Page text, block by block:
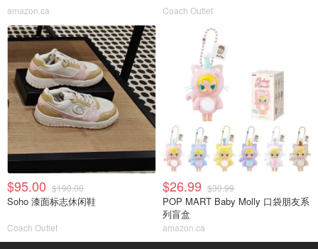
amazon.ca Coach Outlet
$95.00 $190.00
Soho 漆面标志休闲鞋
Coach Outlet
$26.99 $30.99
POP MART Baby Molly 口袋朋友系
列盲盒
amazon.ca